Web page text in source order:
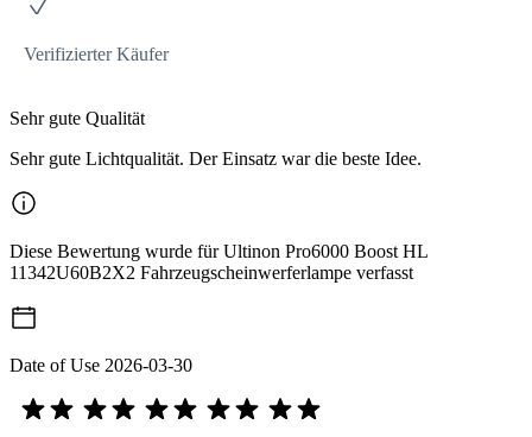
Verifizierter Käufer
Sehr gute Qualität
Sehr gute Lichtqualität. Der Einsatz war die beste Idee.
Diese Bewertung wurde für Ultinon Pro6000 Boost HL
11342U60B2X2 Fahrzeugscheinwerferlampe verfasst
Date of Use 2026-03-30